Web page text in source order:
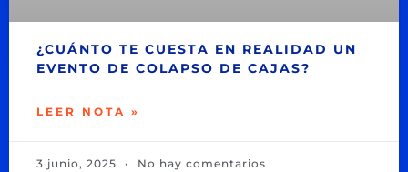
¿CUÁNTO TE CUESTA EN REALIDAD UN
EVENTO DE COLAPSO DE CAJAS?
LEER NOTA »
3 junio, 2025 No hay comentarios